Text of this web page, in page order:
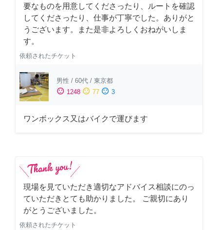
要なものを用意してくださったり、ルートを確認
してくださったり、仕事が丁寧でした。ありがと
うございます。また是非よろしくおねがいしま
す。
依頼されたチケット
男性 / 60代 / 東京都
sentiment_satisfied 1248 sentiment_neutral 77 sentiment_dissatisfied 3
ワンボックス又はバイクで運びます
現場を見ていただき適切なアドバイス相談にのっ
ていただきとても助かりました。 ご親切にあり
がとうございました。
依頼されたチケット